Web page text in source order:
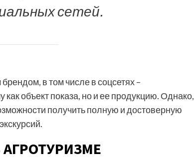
сетей.
в том числе в соцсетях –
объект показа, но и ее продукцию. Однако,
получить полную и достоверную